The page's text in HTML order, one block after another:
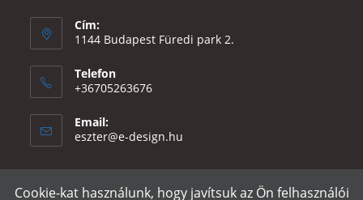
Cím:
1144 Budapest Füredi park 2.
Telefon
+36705263676
Email:
eszter@e-design.hu
Cookie-kat használunk, hogy javítsuk az Ön felhasználói